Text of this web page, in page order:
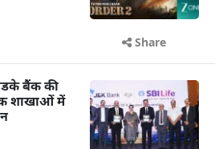
Share
बैंक की
शाखाओं में